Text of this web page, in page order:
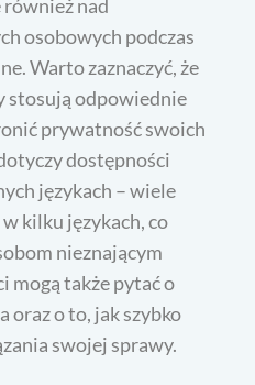
również nad
osobowych podczas
Warto zaznaczyć, że
stosują odpowiednie
prywatność swoich
dostępności
językach – wiele
kilku językach, co
nieznającym
mogą także pytać o
oraz o to, jak szybko
swojej sprawy.